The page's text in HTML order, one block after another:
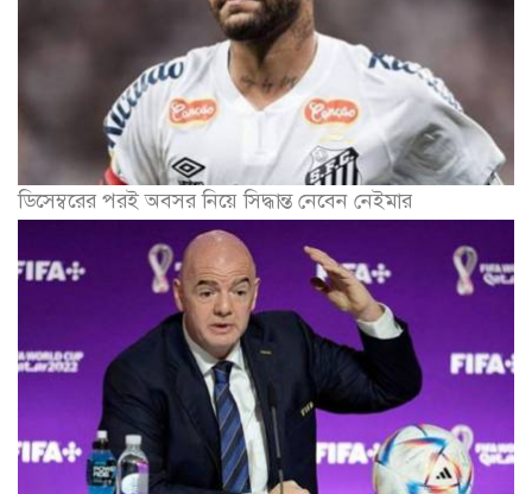
ডিসেম্বরের পরই অবসর নিয়ে সিদ্ধান্ত নেবেন নেইমার